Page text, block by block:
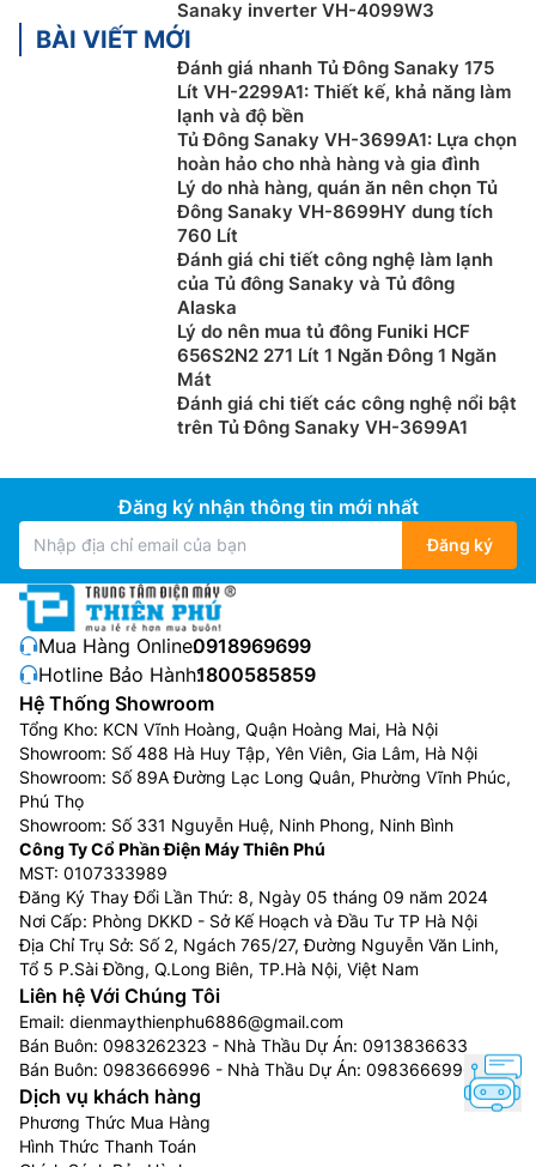
Chất liệu cao cấp
tủ đôngSanaky dàn đồng VH 4099W3 được
làm từ nhựa ABS loại chất liệu cao cấp, có độ bền cao
nhờ vào đặc tính dẻo, dai và chịu lực tốt. Lòng tủ côi
nhôm sơn tĩnh điện phẳng có 1 lỗ thoát nước dưới đáy
giúp việc lau chùi vệ sinh tủ tại nhà dễ dàng hơn. Nhiệt
độ làm lạnh của từng ngăn tủ là: ngăn đông : 0oC~
-18oC; ngăn mát: 0oC ~ 10oC.
Sanaky inverter VH-4099W3
BÀI VIẾT MỚI
Đánh giá nhanh Tủ Đông Sanaky 175
Lít VH-2299A1: Thiết kế, khả năng làm
lạnh và độ bền
Tủ Đông Sanaky VH-3699A1: Lựa chọn
hoàn hảo cho nhà hàng và gia đình
Lý do nhà hàng, quán ăn nên chọn Tủ
Đông Sanaky VH-8699HY dung tích
760 Lít
Đánh giá chi tiết công nghệ làm lạnh
của Tủ đông Sanaky và Tủ đông
Alaska
Lý do nên mua tủ đông Funiki HCF
656S2N2 271 Lít 1 Ngăn Đông 1 Ngăn
Mát
Đánh giá chi tiết các công nghệ nổi bật
trên Tủ Đông Sanaky VH-3699A1
Đăng ký nhận thông tin mới nhất
Đăng ký
Mua Hàng Online:0918969699
Hotline Bảo Hành:1800585859
Hệ Thống Showroom
Tổng Kho: KCN Vĩnh Hoàng, Quận Hoàng Mai, Hà Nội
Showroom: Số 488 Hà Huy Tập, Yên Viên, Gia Lâm, Hà Nội
Showroom: Số 89A Đường Lạc Long Quân, Phường Vĩnh Phúc,
Phú Thọ
Showroom: Số 331 Nguyễn Huệ, Ninh Phong, Ninh Bình
Công Ty Cổ Phần Điện Máy Thiên Phú
MST: 0107333989
Đăng Ký Thay Đổi Lần Thứ: 8, Ngày 05 tháng 09 năm 2024
Nơi Cấp: Phòng DKKD - Sở Kế Hoạch và Đầu Tư TP Hà Nội
Địa Chỉ Trụ Sở: Số 2, Ngách 765/27, Đường Nguyễn Văn Linh,
Tổ 5 P.Sài Đồng, Q.Long Biên, TP.Hà Nội, Việt Nam
Liên hệ Với Chúng Tôi
Email: dienmaythienphu6886@gmail.com
Bán Buôn: 0983262323 - Nhà Thầu Dự Án: 0913836633
Bán Buôn: 0983666996 - Nhà Thầu Dự Án: 0983666996
Dịch vụ khách hàng
Phương Thức Mua Hàng
Hình Thức Thanh Toán